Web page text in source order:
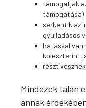
támogatják
támogatása)
serkentik az
gyulladásos
hatással
koleszterin-,
részt
Mindezek talán
annak